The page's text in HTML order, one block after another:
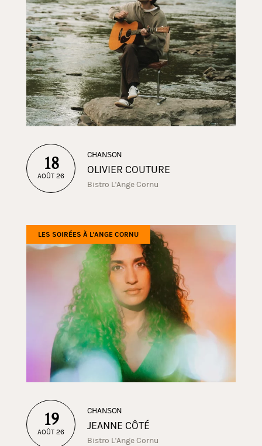
18
AOÛT 26
CHANSON
OLIVIER COUTURE
Bistro L'Ange Cornu
LES SOIRÉES À L'ANGE CORNU
19
AOÛT 26
CHANSON
JEANNE CÔTÉ
Bistro L'Ange Cornu